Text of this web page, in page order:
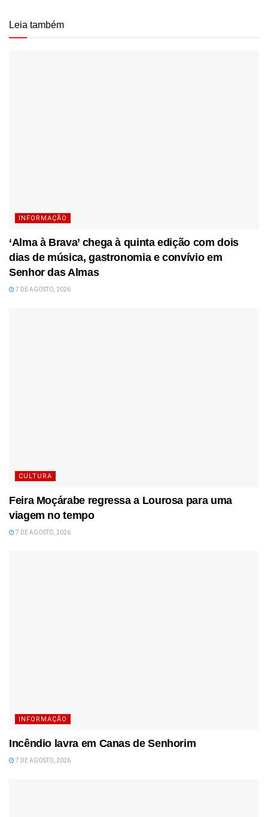
Leia também
INFORMAÇÃO
‘Alma à Brava’ chega à quinta edição com dois
dias de música, gastronomia e convívio em
Senhor das Almas
7 DE AGOSTO, 2026
CULTURA
Feira Moçárabe regressa a Lourosa para uma
viagem no tempo
7 DE AGOSTO, 2026
INFORMAÇÃO
Incêndio lavra em Canas de Senhorim
7 DE AGOSTO, 2026